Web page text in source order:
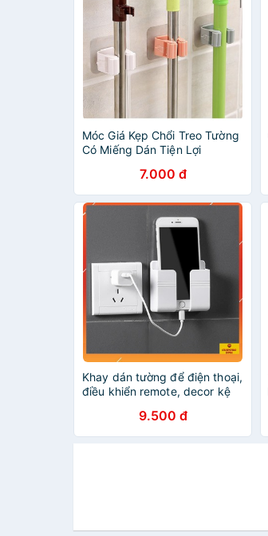
Móc Giá Kẹp Chổi Treo Tường
Có Miếng Dán Tiện Lợi
7.000 đ
Khay dán tường để điện thoại,
điều khiển remote, decor kệ
kèm miếng dán tường chắc
chắn
9.500 đ